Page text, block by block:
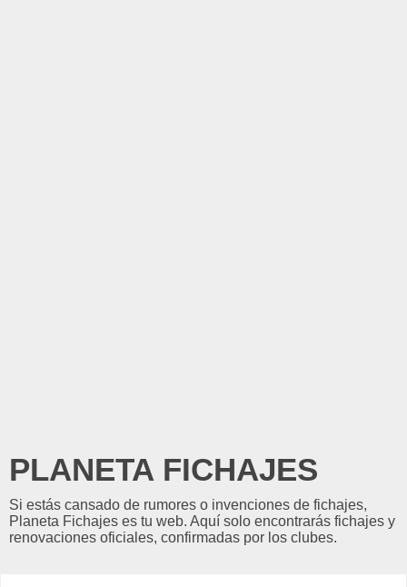
PLANETA FICHAJES
Si estás cansado de rumores o invenciones de fichajes,
Planeta Fichajes es tu web. Aquí solo encontrarás fichajes y
renovaciones oficiales, confirmadas por los clubes.